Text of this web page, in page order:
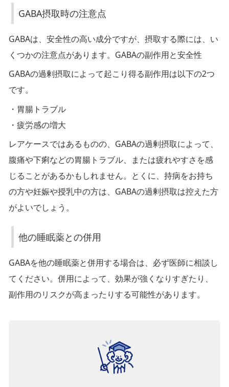
摂
時
の
注
他
の
睡
眠
薬
の
用
GABA摂取時の注意点
GABAは、安全性の高い成分ですが、摂取する際には、い
くつかの注意点があります。GABAの副作用と安全性
GABAの過剰摂取によって起こり得る副作用は以下の2つ
です。
・胃腸トラブル
・疲労感の増大
レアケースではあるものの、GABAの過剰摂取によって、
腹痛や下痢などの胃腸トラブル、または疲れやすさを感
じることがあるかもしれません。とくに、持病をお持ち
の方や妊娠や授乳中の方は、GABAの過剰摂取は控えた方
がよいでしょう。
他の睡眠薬との併用
GABAを他の睡眠薬と併用する場合は、必ず医師に相談し
てください。併用によって、効果が強くなりすぎたり、
副作用のリスクが高まったりする可能性があります。